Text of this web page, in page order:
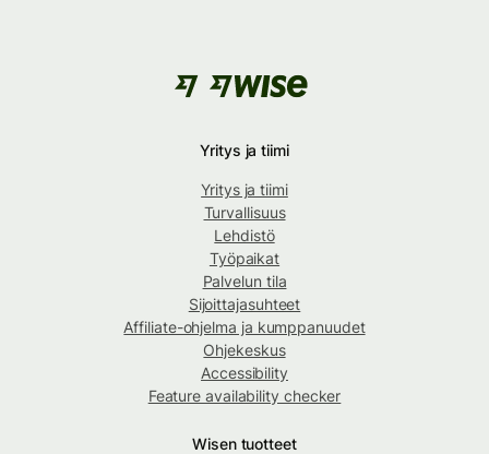
Yritys ja tiimi
Yritys ja tiimi
Turvallisuus
Lehdistö
Työpaikat
Palvelun tila
Sijoittajasuhteet
Affiliate-ohjelma ja kumppanuudet
Ohjekeskus
Accessibility
Feature availability checker
Wisen tuotteet